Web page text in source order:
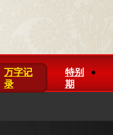
万字记
录
特别
期